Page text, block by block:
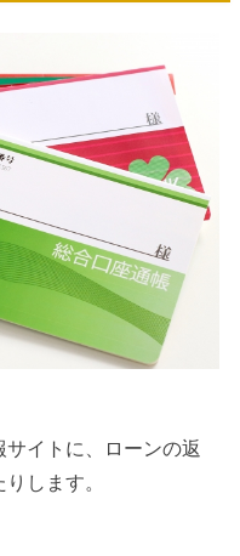
イトに、ローンの返
します。